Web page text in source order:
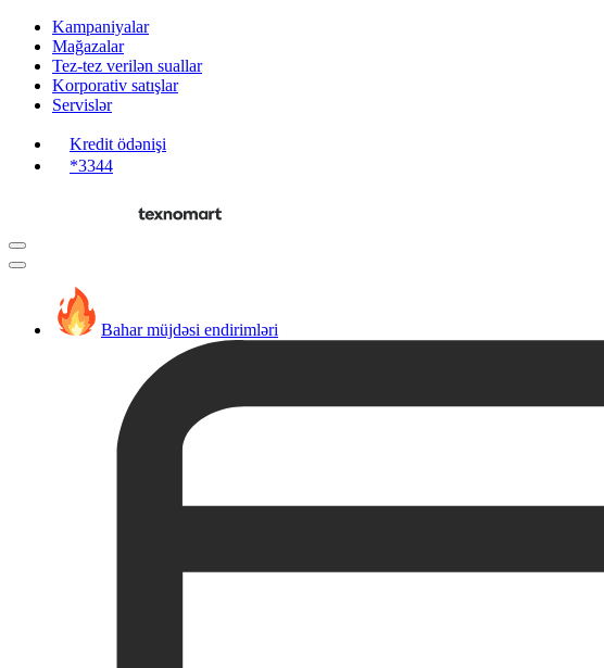
Kampaniyalar
Mağazalar
Tez-tez verilən suallar
Korporativ satışlar
Servislər
Kredit ödənişi
*3344
Bahar müjdəsi endirimləri